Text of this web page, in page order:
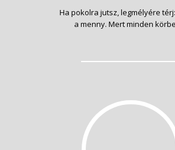
Ha pokolra jutsz, legmélyére
a menny. Mert minden